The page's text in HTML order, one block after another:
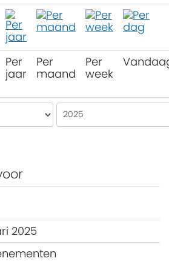
Per
jaar
Per
maand
Per
week
2025